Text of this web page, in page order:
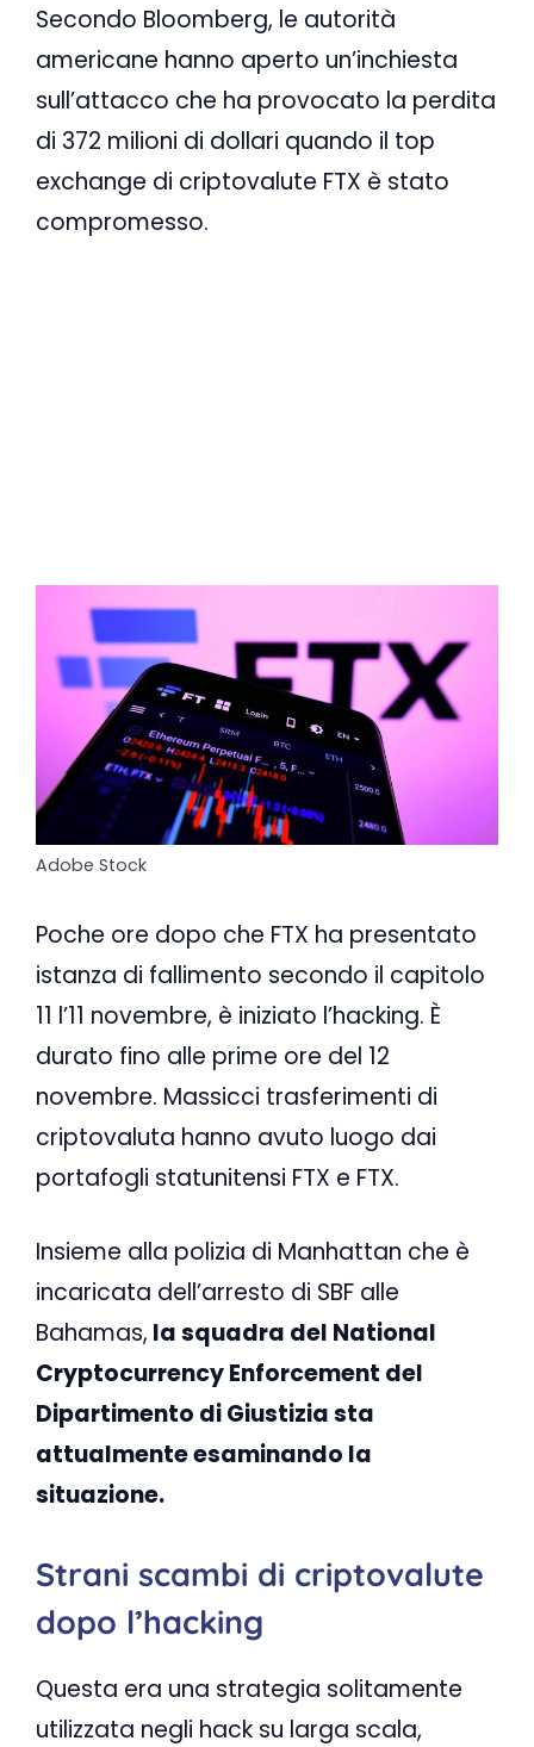
Secondo Bloomberg, le autorità
americane hanno aperto un’inchiesta
sull’attacco che ha provocato la perdita
di 372 milioni di dollari quando il top
exchange di criptovalute FTX è stato
compromesso.
Adobe Stock
Poche ore dopo che FTX ha presentato
istanza di fallimento secondo il capitolo
11 l’11 novembre, è iniziato l’hacking. È
durato fino alle prime ore del 12
novembre. Massicci trasferimenti di
criptovaluta hanno avuto luogo dai
portafogli statunitensi FTX e FTX.
Insieme alla polizia di Manhattan che è
incaricata dell’arresto di SBF alle
Bahamas, la squadra del National
Cryptocurrency Enforcement del
Dipartimento di Giustizia sta
attualmente esaminando la
situazione.
Strani scambi di criptovalute
dopo l’hacking
Questa era una strategia solitamente
utilizzata negli hack su larga scala,